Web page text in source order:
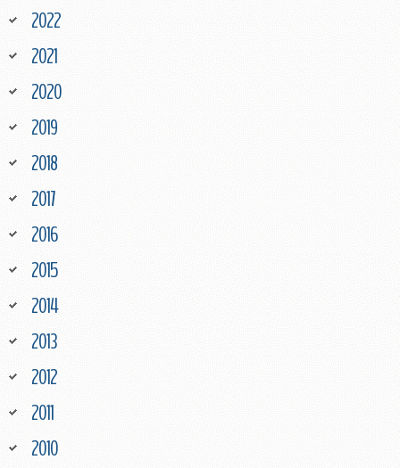
2022
2021
2020
2019
2018
2017
2016
2015
2014
2013
2012
2011
2010